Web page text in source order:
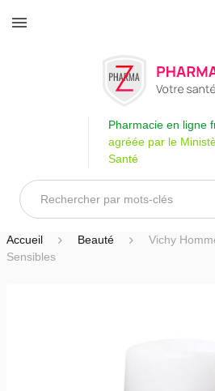
Pharmacie en ligne
agréée par le
Santé
Accueil Beauté
Vichy
Sensibles